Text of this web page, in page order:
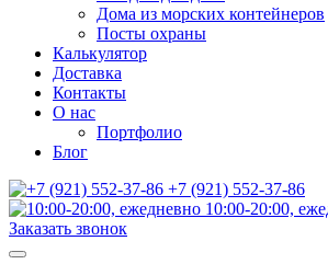
Дома из морских контейнеров
Посты охраны
Калькулятор
Доставка
Контакты
О нас
Портфолио
Блог
+7 (921) 552-37-86
10:00-20:00,
Заказать звонок